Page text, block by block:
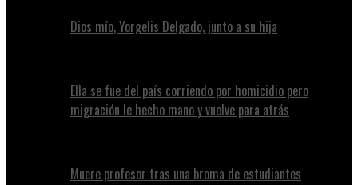
Dios mío, Yorgelis Delgado, junto a su hija
Ella se fue del país corriendo por homicidio pero
migración le hecho mano y vuelve para atrás
Muere profesor tras una broma de estudiantes